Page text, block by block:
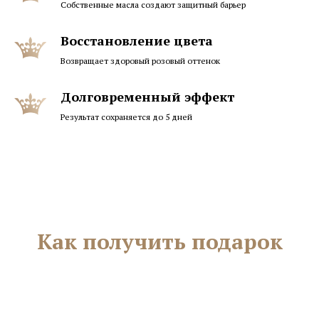
Собственные масла создают защитный барьер
Восстановление цвета
Возвращает здоровый розовый оттенок
Долговременный эффект
Результат сохраняется до 5 дней
Как получить подарок